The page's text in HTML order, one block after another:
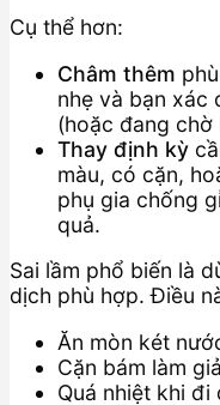
Cụ thể hơn:
Châm thêm
nhẹ và bạn xác
(hoặc đang chờ
Thay định kỳ
màu, có cặn,
phụ gia chống
quả.
Sai lầm phổ biến là
dịch phù hợp. Điều
Ăn mòn két
Cặn bám làm
Quá nhiệt khi